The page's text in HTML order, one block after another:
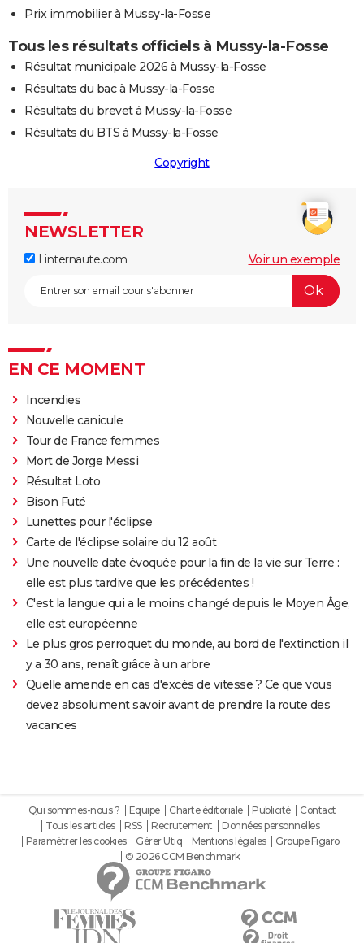
Prix immobilier à Mussy-la-Fosse
Tous les résultats officiels à Mussy-la-Fosse
Résultat municipale 2026 à Mussy-la-Fosse
Résultats du bac à Mussy-la-Fosse
Résultats du brevet à Mussy-la-Fosse
Résultats du BTS à Mussy-la-Fosse
Copyright
NEWSLETTER
Linternaute.com Voir un exemple
EN CE MOMENT
Incendies
Nouvelle canicule
Tour de France femmes
Mort de Jorge Messi
Résultat Loto
Bison Futé
Lunettes pour l'éclipse
Carte de l'éclipse solaire du 12 août
Une nouvelle date évoquée pour la fin de la vie sur Terre :
elle est plus tardive que les précédentes !
C'est la langue qui a le moins changé depuis le Moyen Âge,
elle est européenne
Le plus gros perroquet du monde, au bord de l'extinction il
y a 30 ans, renaît grâce à un arbre
Quelle amende en cas d'excès de vitesse ? Ce que vous
devez absolument savoir avant de prendre la route des
vacances
Qui sommes-nous ? Equipe Charte éditoriale Publicité
Contact
Tous les articles
RSS Recrutement
Données personnelles
Paramétrer les cookies
Gérer Utiq Mentions légales
Groupe Figaro
© 2026 CCM Benchmark